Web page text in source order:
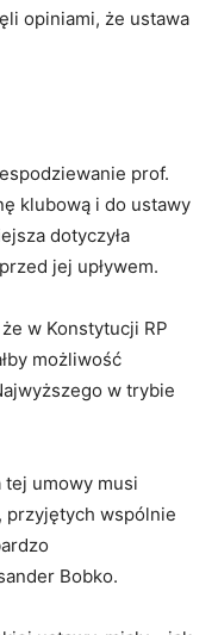
opiniami, że ustawa
prof.
klubową i do ustawy
dotyczyła
jej upływem.
w Konstytucji RP
możliwość
w trybie
tej umowy musi
przyjętych wspólnie
Bobko.